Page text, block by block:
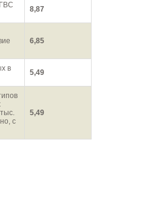
8,87
6,85
в
5,49
с
5,49